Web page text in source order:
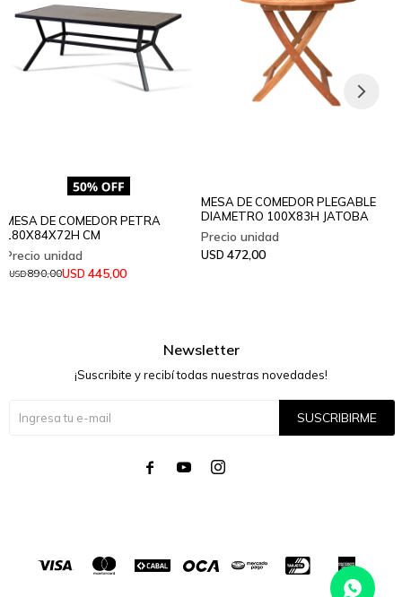
MESA DE COMEDOR PETRA
180X84X72H CM
USD 445,00
USD890,00
MESA DE COMEDOR PLEGABLE
DIAMETRO 100X83H JATOBA
USD 472,00
Newsletter
¡Suscribite y recibí todas nuestras novedades!
SUSCRIBIRME
  